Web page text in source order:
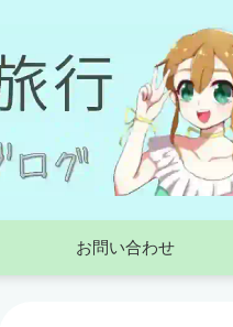
お問い合わせ